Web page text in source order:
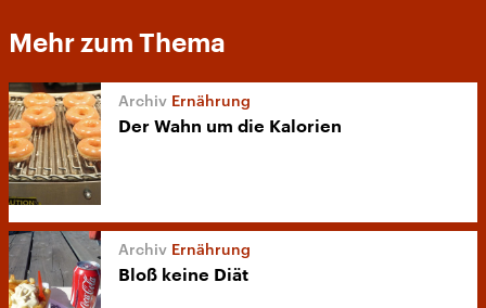
Mehr zum Thema
Ernährung
Der Wahn um die Kalorien
Ernährung
Bloß keine Diät